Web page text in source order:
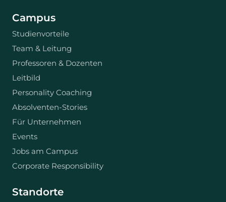
Campus
Studienvorteile
Team & Leitung
Professoren & Dozenten
Leitbild
Personality Coaching
Absolventen-Stories
Für Unternehmen
Events
Jobs am Campus
Corporate Responsibility
Standorte